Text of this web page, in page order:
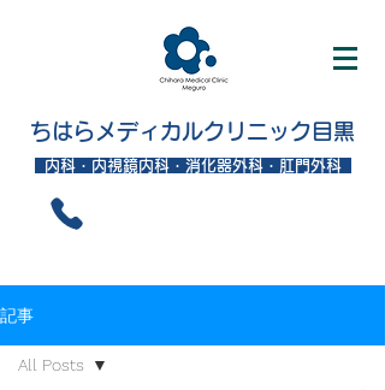
ちはらメディカルクリニック目黒
内科・内視鏡内科・消化器外科・肛門外科
記事
All Posts